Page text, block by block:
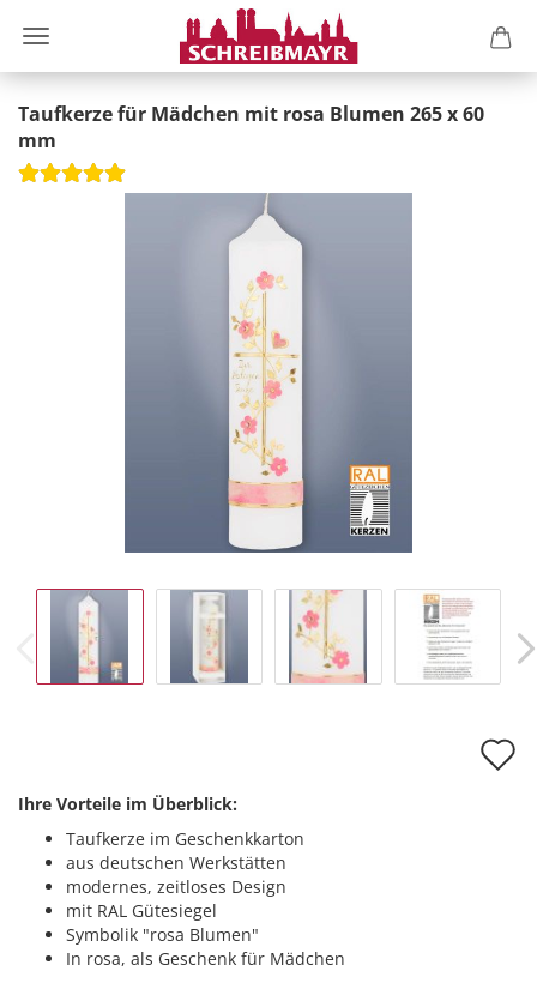
Taufkerze für Mädchen mit rosa Blumen 265 x 60
mm
Ihre Vorteile im Überblick:
Taufkerze im Geschenkkarton
aus deutschen Werkstätten
modernes, zeitloses Design
mit RAL Gütesiegel
Symbolik "rosa Blumen"
In rosa, als Geschenk für Mädchen